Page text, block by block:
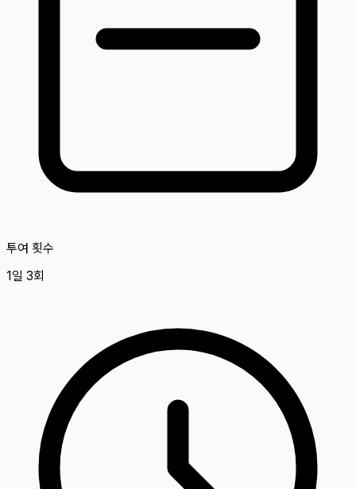
투여 횟수
1일 3회